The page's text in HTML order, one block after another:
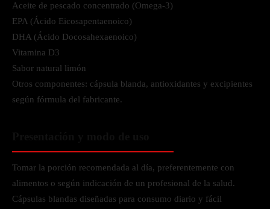
Aceite de pescado concentrado (Omega-3)
EPA (Ácido Eicosapentaenoico)
DHA (Ácido Docosahexaenoico)
Vitamina D3
Sabor natural limón
Otros componentes: cápsula blanda, antioxidantes y excipientes
según fórmula del fabricante.
Tomar la porción recomendada al día, preferentemente con
alimentos o según indicación de un profesional de la salud.
Cápsulas blandas diseñadas para consumo diario y fácil